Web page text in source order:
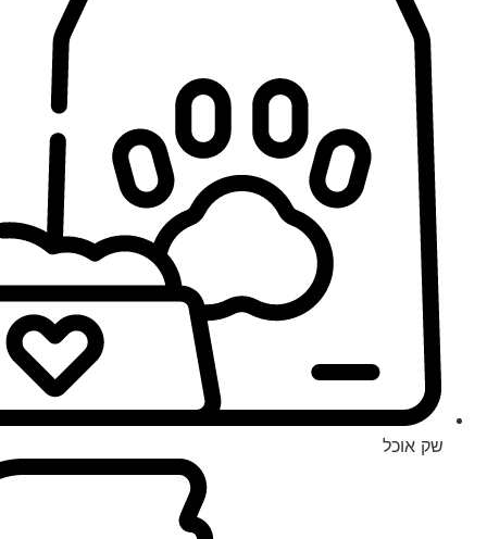
שק אוכל